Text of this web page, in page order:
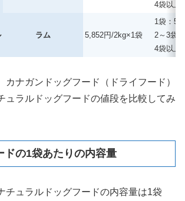
4袋以上
ラム 5,852円/2kg×1袋
1袋：
2～3袋
4袋以上
カナガンドッグフード（ドライフード）
ュラルドッグフードの値段を比較してみ
ドの1袋あたりの内容量
チュラルドッグフードの内容量は1袋